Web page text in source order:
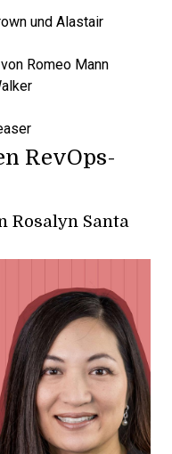
und Alastair
von Romeo Mann
RevOps-
Rosalyn Santa